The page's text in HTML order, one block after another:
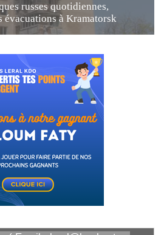
russes quotidiennes,
évacuations à Kramatorsk